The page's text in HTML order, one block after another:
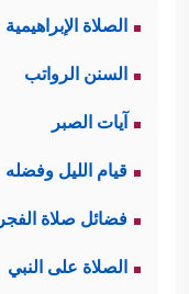
الصلاة الإبراهيمية
السنن الرواتب
آيات الصبر
قيام الليل وفضله
فضائل صلاة الفجر
الصلاة على النبي